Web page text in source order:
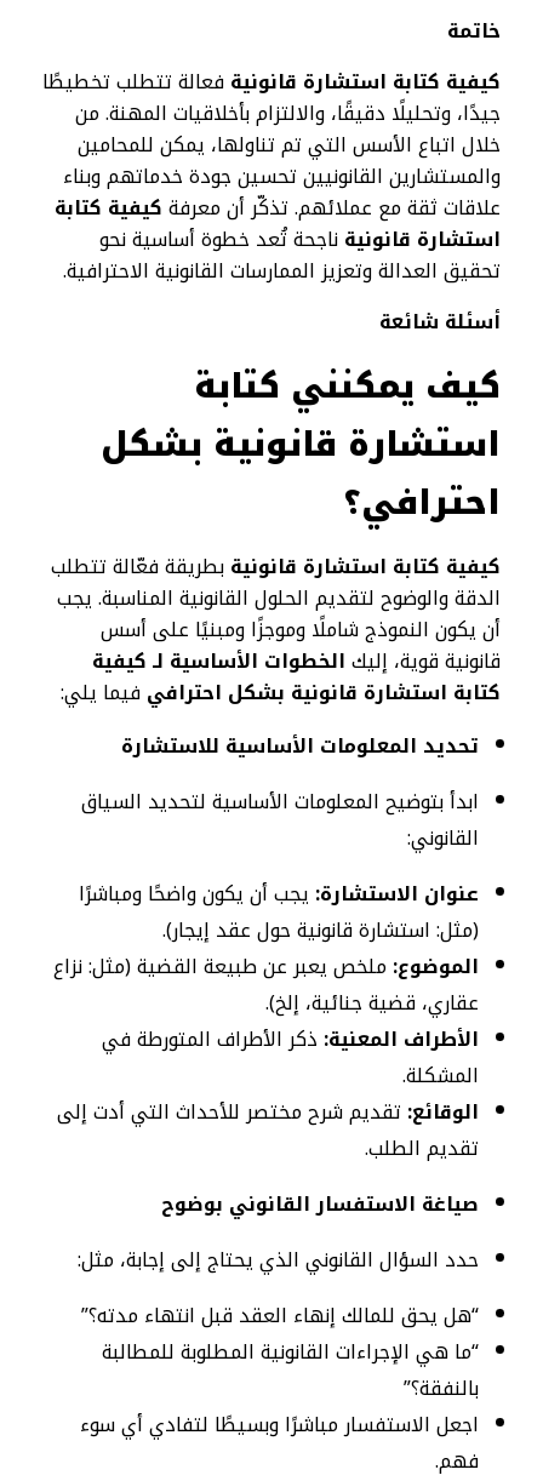
خاتمة
كيفية كتابة استشارة قانونيةفعالة تتطلب تخطيطًا
جيدًا، وتحليلًا دقيقًا، والالتزام بأخلاقيات المهنة. من
خلال اتباع الأسس التي تم تناولها، يمكن للمحامين
والمستشارين القانونيين تحسين جودة خدماتهم وبناء
علاقات ثقة مع عملائهم. تذكّر أن معرفةكيفية كتابة
استشارة قانونيةناجحة تُعد خطوة أساسية نحو
تحقيق العدالة وتعزيز الممارسات القانونية الاحترافية.
أسئلة شائعة
كيف يمكنني كتابة
استشارة قانونية بشكل
احترافي؟
كيفية كتابة استشارة قانونيةبطريقة فعّالة تتطلب
الدقة والوضوح لتقديم الحلول القانونية المناسبة. يجب
أن يكون النموذج شاملًا وموجزًا ومبنيًا على أسس
قانونية قوية، إليكالخطوات الأساسية لـ كيفية
كتابة استشارة قانونية بشكل احترافيفيما يلي:
تحديد المعلومات الأساسية للاستشارة
ابدأ بتوضيح المعلومات الأساسية لتحديد السياق
القانوني:
عنوان الاستشارة: يجب أن يكون واضحًا ومباشرًا
(مثل: استشارة قانونية حول عقد إيجار).
الموضوع: ملخص يعبر عن طبيعة القضية (مثل: نزاع
عقاري، قضية جنائية، إلخ).
الأطراف المعنية: ذكر الأطراف المتورطة في
المشكلة.
الوقائع: تقديم شرح مختصر للأحداث التي أدت إلى
تقديم الطلب.
صياغة الاستفسار القانوني بوضوح
حدد السؤال القانوني الذي يحتاج إلى إجابة، مثل:
“هل يحق للمالك إنهاء العقد قبل انتهاء مدته؟”
“ما هي الإجراءات القانونية المطلوبة للمطالبة
بالنفقة؟”
اجعل الاستفسار مباشرًا وبسيطًا لتفادي أي سوء
فهم.